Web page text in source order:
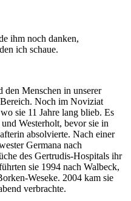
ihm noch danken,
ich schaue.
den Menschen in unserer
Noch im Noviziat
sie 11 Jahre lang blieb. Es
Westerholt, bevor sie in
absolvierte. Nach einer
Germana nach
des Gertrudis-Hospitals ihr
sie 1994 nach Walbeck,
Weseke. 2004 kam sie
verbrachte.